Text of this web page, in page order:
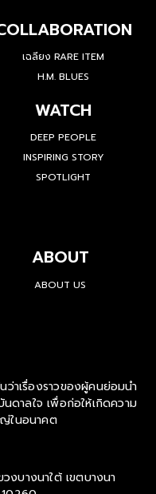
เฉลียง RARE ITEM
H.M. BLUES
WATCH
DEEP PEOPLE
INSPIRING STORY
SPOTLIGHT
ABOUT
ABOUT US
ว่าเรื่องราวของผู้คนย่อมนำ
ดาลใจ เพื่อก่อให้เกิดความ
ในอนาคต
บางนาใต้ เขตบางนา